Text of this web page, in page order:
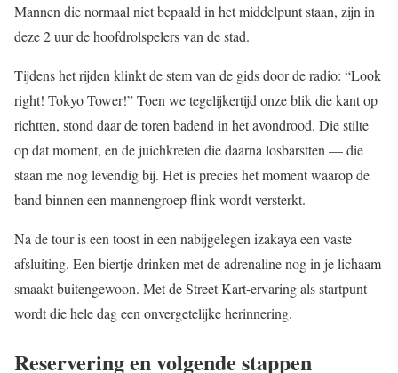
Mannen die normaal niet bepaald in het middelpunt staan, zijn in
deze 2 uur de hoofdrolspelers van de stad.
Tijdens het rijden klinkt de stem van de gids door de radio: “Look
right! Tokyo Tower!” Toen we tegelijkertijd onze blik die kant op
richtten, stond daar de toren badend in het avondrood. Die stilte
op dat moment, en de juichkreten die daarna losbarstten — die
staan me nog levendig bij. Het is precies het moment waarop de
band binnen een mannengroep flink wordt versterkt.
Na de tour is een toost in een nabijgelegen izakaya een vaste
afsluiting. Een biertje drinken met de adrenaline nog in je lichaam
smaakt buitengewoon. Met de Street Kart-ervaring als startpunt
wordt die hele dag een onvergetelijke herinnering.
Reservering en volgende stappen